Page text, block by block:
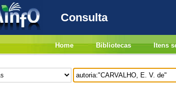
Consulta
Home Bibliotecas Itens